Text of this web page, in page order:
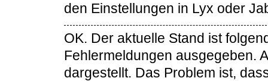
den Einstellungen in Lyx oder
OK. Der aktuelle Stand ist
Fehlermeldungen ausgegeben.
dargestellt. Das Problem ist,